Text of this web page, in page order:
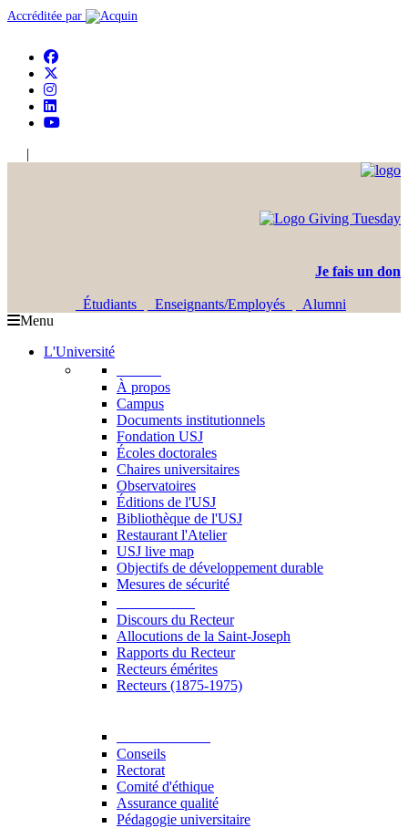
Accréditée par
|
Je fais un don
Étudiants Enseignants/Employés
Alumni
Menu
L'Université
À propos
Campus
Documents institutionnels
Fondation USJ
Écoles doctorales
Chaires universitaires
Observatoires
Éditions de l'USJ
Bibliothèque de l'USJ
Restaurant l'Atelier
USJ live map
Objectifs de développement durable
Mesures de sécurité
Discours du Recteur
Allocutions de la Saint-Joseph
Rapports du Recteur
Recteurs émérites
Recteurs (1875-1975)
Conseils
Rectorat
Comité d'éthique
Assurance qualité
Pédagogie universitaire